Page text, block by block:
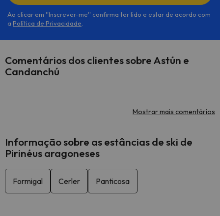
Ao clicar em ''Inscrever-me'' confirma ter lido e estar de acordo com
a Política de Privacidade
Comentários dos clientes sobre Astún e
Candanchú
Mostrar mais comentários
Informação sobre as estâncias de ski de
Pirinéus aragoneses
Formigal Cerler Panticosa